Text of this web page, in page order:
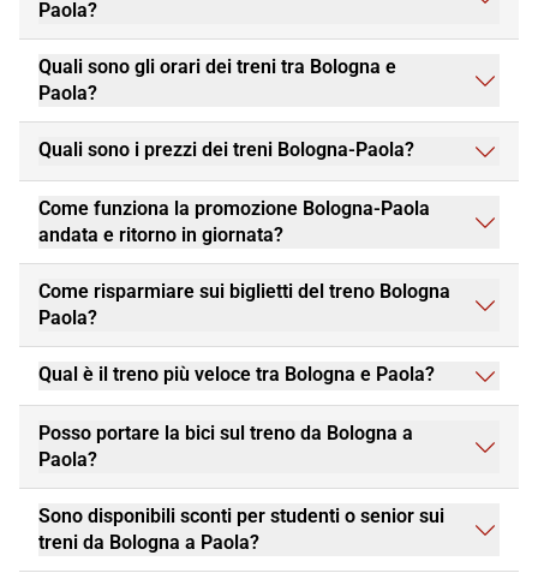
Paola?
Quali sono gli orari dei treni tra Bologna e
Paola?
Quali sono i prezzi dei treni Bologna-Paola?
Come funziona la promozione Bologna-Paola
andata e ritorno in giornata?
Come risparmiare sui biglietti del treno Bologna
Paola?
Qual è il treno più veloce tra Bologna e Paola?
Posso portare la bici sul treno da Bologna a
Paola?
Sono disponibili sconti per studenti o senior sui
treni da Bologna a Paola?